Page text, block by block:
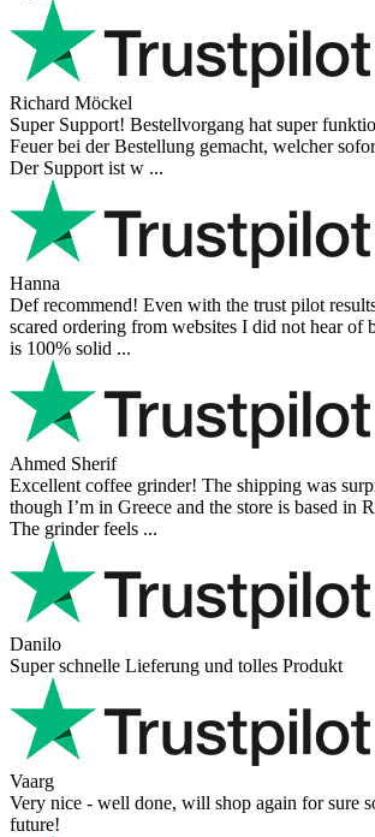
Richard Möckel
Super Support! Bestellvorgang hat super
Feuer bei der Bestellung gemacht, welcher
Der Support ist w ...
Hanna
Def recommend! Even with the trust pilot
scared ordering from websites I did not hear of
is 100% solid ...
Ahmed Sherif
Excellent coffee grinder! The shipping was
though I’m in Greece and the store is based in
The grinder feels ...
Danilo
Super schnelle Lieferung und tolles Produkt
Vaarg
Very nice - well done, will shop again for sure
future!